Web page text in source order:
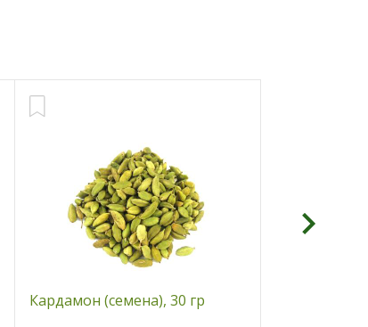
Кардамон (семена), 30 гр